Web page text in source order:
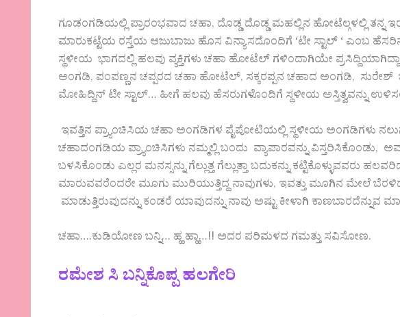
ಗೂಡಂಗಡಿಯಲ್ಲಿ ಪ್ರಾರಂಭವಾದ ಚಹಾ, ದೊಡ್ಡ ದೊಡ್ಡ ಮಹಲ್ಲಿನ ಹೋಟೆಲ್ಗಳಲ್ಲಿ ತನ್ನ
ಮಾರುಕಟ್ಟೆಯ ರಸ್ತೆಯ ಆಜುಬಾಜು ಹೊಸ ವಿನ್ಯಾಸದೊಂದಿಗೆ ‘ಟೀ ಸ್ಟಾಲ್ ‘ ಎಂಬ
ಸ್ಥಳೀಯ ಭಾಗದಲ್ಲಿ ಹಲವು ವ್ಯಕ್ತಿಗಳು ಚಹಾ ಹೋಟೆಲ್ ಗಳಿಂದಾಗಿಯೇ
ಅಂಗಡಿ, ಪಂಪಣ್ಣನ ಚಪ್ಪರದ ಚಹಾ ಹೋಟೆಲ್, ಸಕ್ಕರಪ್ಪನ ಚಹಾದ ಅಂಗಡಿ,
ಮೋಹಿದ್ದಿನ್ ಟೀ ಸ್ಟಾಲ್… ಹೀಗೆ ಹಲವು ಹೆಸರುಗಳೊಂದಿಗೆ ಸ್ಥಳೀಯ ಅಸ್ತಿತ್ವವನ್ನು
ಇವತ್ತಿನ ಪ್ರ್ಯಾಂಚಿಸಿಯ ಚಹಾ ಅಂಗಡಿಗಳ ಪೈಪೋಟಿಯಲ್ಲಿ ಸ್ಥಳೀಯ ಅಂಗಡಿಗಳು
ಚಹಾದಂಗಡಿಯ ಪ್ರ್ಯಾಂಚಿಸಿಗಳು ನಮ್ಮಲ್ಲಿ ಬಂದು ವ್ಯಾಪಾರವನ್ನು ವಿಸ್ತರಿಸಿಕೊಂಡು,
ಬಳಸಿಕೊಂಡು ಎಲ್ಲರ ಮನಸ್ಸನ್ನು ಗೆಲ್ಲುತ್ತ ಗೆಲ್ಲುತ್ತಾ ಬದುಕನ್ನು ಕಟ್ಟಿಕೊಳ್ಳುವವರು
ಮಾರುವವರೆಂದರೇ ಮೂಗು ಮುರಿಯುತ್ತಿದ್ದ ನಾವುಗಳು, ಇವತ್ತು ಮೂಗಿನ ಮೇಲೆ
ಮಾಡುತ್ತಿರುವುದನ್ನು ಕಂಡರೆ ಯಾವುದನ್ನು ನಾವು ಅಷ್ಟು ಕೀಳಾಗಿ ಕಾಣಬಾರದೆನ್ನುವ
ಚಹಾ….ಕುಡಿಯೋಣ ಬನ್ನಿ… ಹ್ಹ ಹ್ಹಾ…!! ಅದರ ಪರಿಮಳದ ಗಮತ್ತು ಸವಿಸೋಣ.
ರಮೇಶ ಸಿ ಬನ್ನಿಕೊಪ್ಪ ಹಲಗೇರಿ